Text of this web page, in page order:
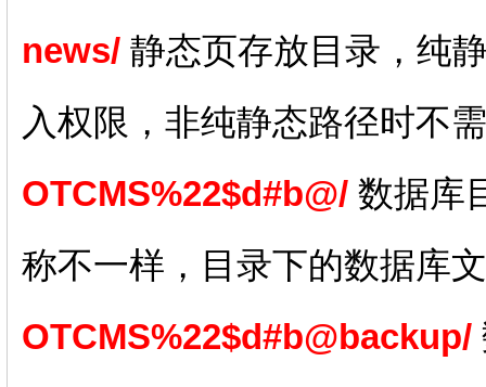
news/静态页存放目录，纯
入权限，非纯静态路径时不
OTCMS%22$d#b@/数据库
称不一样，目录下的数据库
OTCMS%22$d#b@backup/